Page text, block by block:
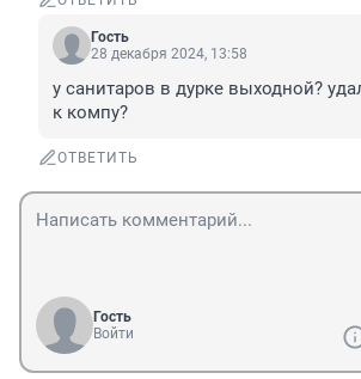
Гость
28 декабря 2024, 13:58
у санитаров в дурке выходной?
к компу?
ОТВЕТИТЬ
Гость
Войти